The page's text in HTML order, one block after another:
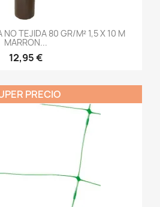
NO TEJIDA 80 GR/M² 1,5 X 10 M
MARRON...
12,95 €
PRECIO